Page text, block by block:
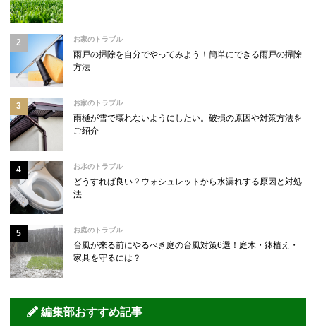
お家のトラブル
雨戸の掃除を自分でやってみよう！簡単にできる雨戸の掃除
方法
お家のトラブル
雨樋が雪で壊れないようにしたい。破損の原因や対策方法を
ご紹介
お水のトラブル
どうすれば良い？ウォシュレットから水漏れする原因と対処
法
お庭のトラブル
台風が来る前にやるべき庭の台風対策6選！庭木・鉢植え・
家具を守るには？
編集部おすすめ記事